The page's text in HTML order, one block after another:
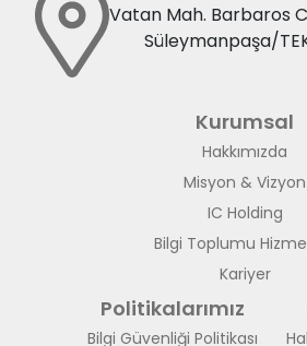
Vatan Mah. Barbaros
Süleymanpaşa/
Kurumsal
Hakkımızda
Misyon & Vizyon
IC Holding
Bilgi Toplumu
Kariyer
Politikalarımız
Bilgi Güvenliği Politikası